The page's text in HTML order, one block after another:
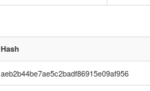
Hash
aeb2b44be7ae5c2badf86915e09af956